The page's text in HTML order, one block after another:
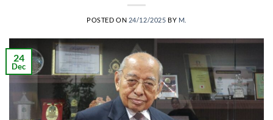
POSTED ON 24/12/2025 BY M.
24
Dec